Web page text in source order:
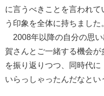
に言うべきことを言われ
う印象を全体に持ちました
2008年以降の自分の思
賀さんとご一緒する機会
を振り返りつつ、同時代
いらっしゃったんだなとい